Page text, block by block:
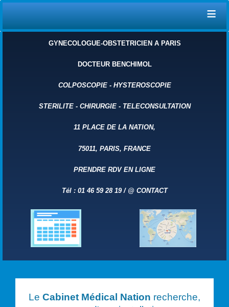
≡
GYNECOLOGUE-OBSTETRICIEN A PARIS
DOCTEUR BENCHIMOL
COLPOSCOPIE- HYSTEROSCOPIE
STERILITE- CHIRURGIE- TELECONSULTATION
11 PLACE DE LA NATION,
75011, PARIS, FRANCE
PRENDRE RDV EN LIGNE
Tél : 01 46 59 28 19 / @ CONTACT
Le Cabinet Médical Nation recherche,